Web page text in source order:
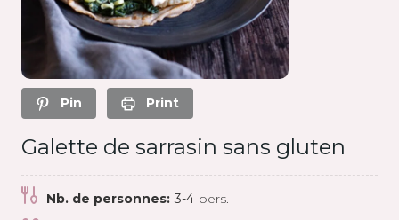
Pin Print
Galette de sarrasin sans gluten
Nb. de personnes: 3-4 pers.